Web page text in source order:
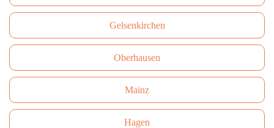
Gelsenkirchen
Oberhausen
Mainz
Hagen